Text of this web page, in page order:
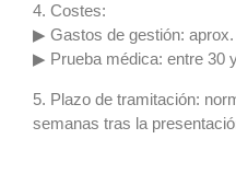
4. Costes:
▶ Gastos de gestión: aprox.
▶ Prueba médica: entre 30
5. Plazo de tramitación:
semanas tras la